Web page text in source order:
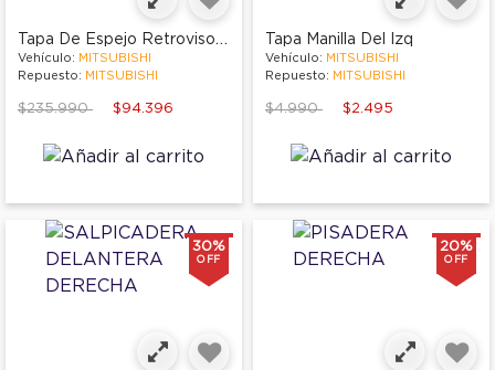
Tapa De Espejo Retrovisor Izquierdo
Vehículo: MITSUBISHI
Repuesto: MITSUBISHI
Price reduced from
$235.990to $94.396
Tapa Manilla Del Izq
Vehículo: MITSUBISHI
Repuesto: MITSUBISHI
Price reduced from
$4.990to $2.495
30%
OFF
20%
OFF